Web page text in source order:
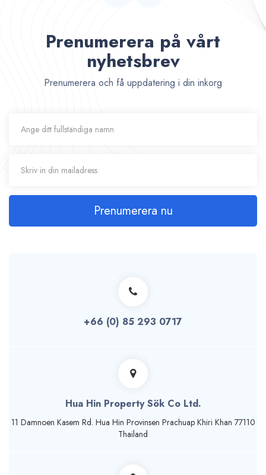
Prenumerera på vårt
nyhetsbrev
Prenumerera och få uppdatering i din inkorg
Prenumerera nu
+66 (0) 85 293 0717
Hua Hin Property Sök Co Ltd.
11 Damnoen Kasem Rd. Hua Hin Provinsen Prachuap Khiri Khan 77110
Thailand